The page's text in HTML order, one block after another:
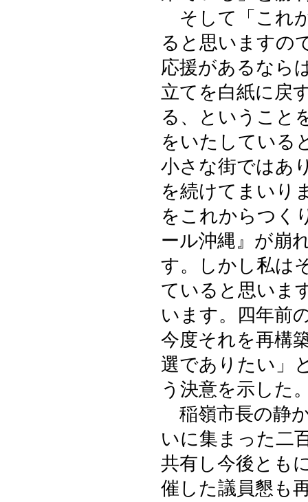
そして「これ
ると思いますの
応援があるなら
立てを白紙に戻
る、ということ
をいたしている
小さな街ではあ
を続けてまいり
をこれからつく
ール沖縄』が崩
す。しかし私は
ていると思いま
います。四年前
今度それを再構
選でありたい」
う決意を示した
稲嶺市長の静
いに集まった二
共有し今後とも
催した議員懇も